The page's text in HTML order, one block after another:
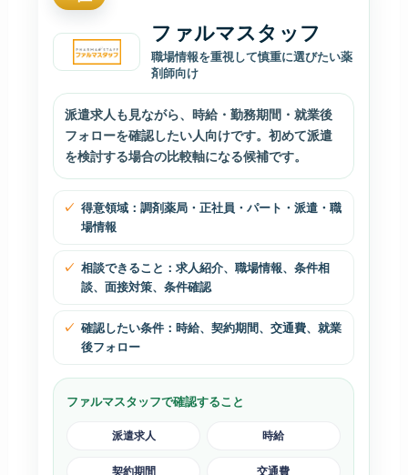
ファルマスタッフ
職場情報を重視して慎重に選びたい薬
剤師向け
派遣求人も見ながら、時給・勤務期間・就業後
フォローを確認したい人向けです。初めて派遣
を検討する場合の比較軸になる候補です。
得意領域：調剤薬局・正社員・パート・派遣・職
場情報
相談できること：求人紹介、職場情報、条件相
談、面接対策、条件確認
確認したい条件：時給、契約期間、交通費、就業
後フォロー
ファルマスタッフで確認すること
派遣求人 時給
契約期間 交通費